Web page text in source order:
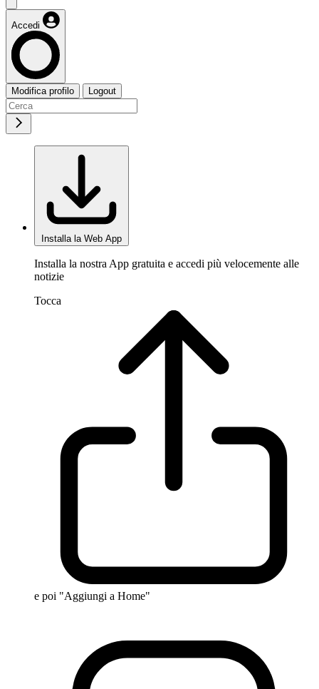
Accedi
Modifica profilo Logout
Installa la Web App
Installa la nostra App gratuita e accedi più velocemente alle
notizie
Tocca
e poi "Aggiungi a Home"